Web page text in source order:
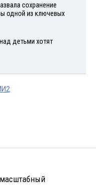
сохранение
одной из ключевых
детьми хотят